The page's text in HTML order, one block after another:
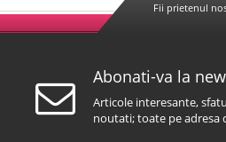
Fii prietenul
Abonati-va la
Articole interesante,
noutati; toate pe adresa